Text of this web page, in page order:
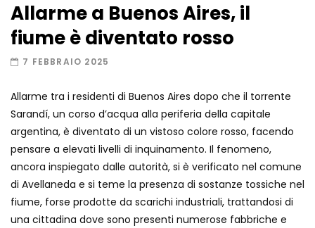
Amiocuggino fa saltare in aria il drone
Record di baci in 30 secondi
Due navi USA si scontrano in mare
Allarme a Buenos Aires, il
fiume è diventato rosso
7 FEBBRAIO 2025
Allarme tra i residenti di Buenos Aires dopo che il torrente
Sarandí, un corso d’acqua alla periferia della capitale
argentina, è diventato di un vistoso colore rosso, facendo
pensare a elevati livelli di inquinamento. Il fenomeno,
ancora inspiegato dalle autorità, si è verificato nel comune
di Avellaneda e si teme la presenza di sostanze tossiche nel
fiume, forse prodotte da scarichi industriali, trattandosi di
una cittadina dove sono presenti numerose fabbriche e